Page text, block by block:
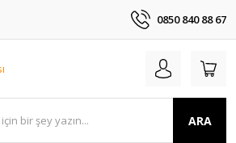
0850 840 88 67
ARA